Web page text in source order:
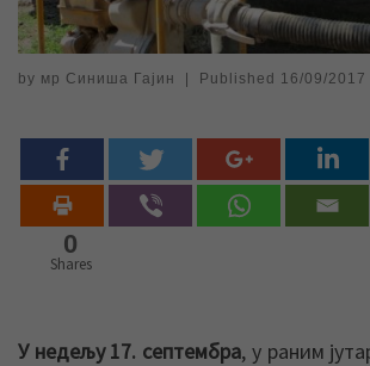
by мр Синиша Гајин Published 16/09/2017
0
Shares
У недељу 17. септембра, у раним